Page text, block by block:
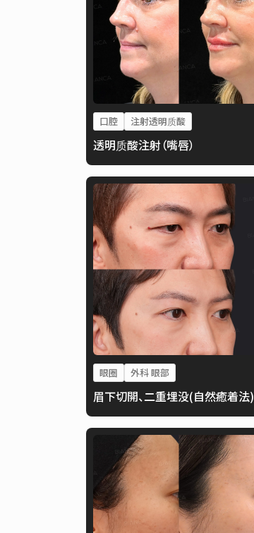
口腔 注射透明质酸
透明质酸注射（嘴唇）
眼圈 外科 眼部
眉下切開、二重埋没(自然癒着法)